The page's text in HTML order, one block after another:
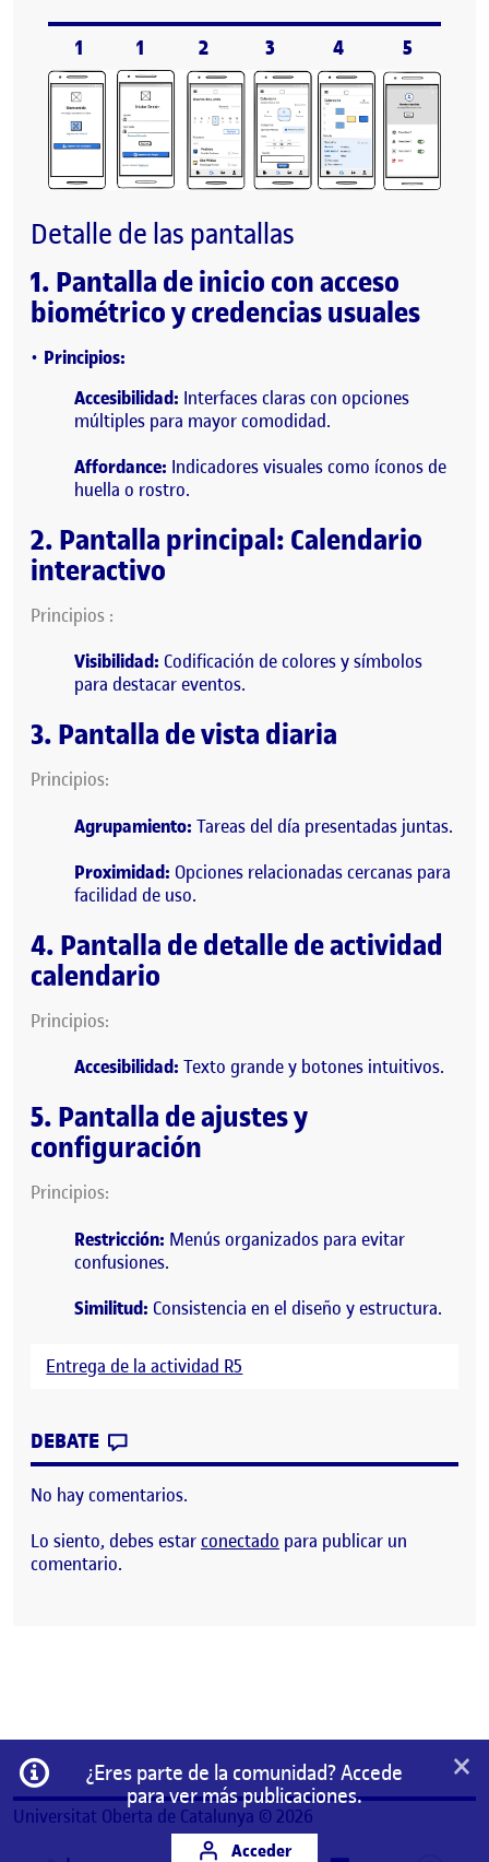
1 1 2 3 4 5
Detalle de las pantallas
1. Pantalla de inicio con acceso
biométrico y credencias usuales
Principios:
Accesibilidad: Interfaces claras con opciones
múltiples para mayor comodidad.
Affordance: Indicadores visuales como íconos de
huella o rostro.
2. Pantalla principal: Calendario
interactivo
Principios :
Visibilidad: Codificación de colores y símbolos
para destacar eventos.
3. Pantalla de vista diaria
Principios:
Agrupamiento: Tareas del día presentadas juntas.
Proximidad: Opciones relacionadas cercanas para
facilidad de uso.
4. Pantalla de detalle de actividad
calendario
Principios:
Accesibilidad: Texto grande y botones intuitivos.
5. Pantalla de ajustes y
configuración
Principios:
Restricción: Menús organizados para evitar
confusiones.
Similitud: Consistencia en el diseño y estructura.
Entrega de la actividad R5
DEBATE
No hay comentarios.
Lo siento, debes estarconectado para publicar un
comentario.
Información
¿Eres parte de la comunidad? Accede
para ver más publicaciones.
Acceder
×
Universitat Oberta de Catalunya © 2026